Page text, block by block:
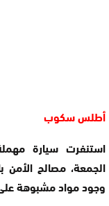
أطلس سكوب
استنفرت سيارة
الجمعة، مصالح الأمن
وجود مواد مشبوهة